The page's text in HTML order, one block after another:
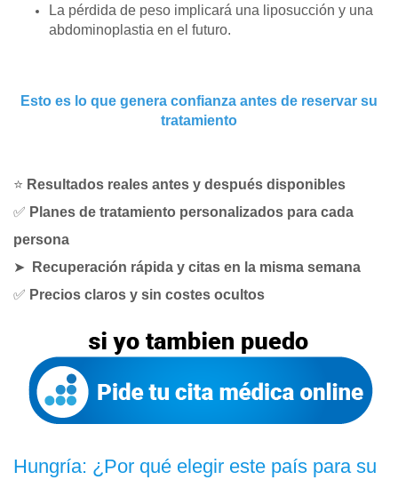
La pérdida de peso implicará una liposucción y una
abdominoplastia en el futuro.
Esto es lo que genera confianza antes de reservar su
tratamiento
⭐ Resultados reales antes y después disponibles
✅ Planes de tratamiento personalizados para cada
persona
➤
Recuperación rápida y citas en la misma semana
✅ Precios claros y sin costes ocultos
Hungría: ¿Por qué elegir este país para su